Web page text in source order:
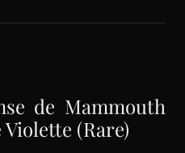
de Mammouth
(Rare)